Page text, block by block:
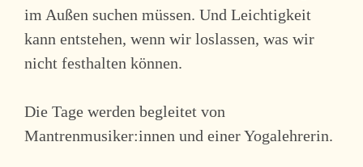
im Außen suchen müssen. Und Leichtigkeit
kann entstehen, wenn wir loslassen, was wir
nicht festhalten können.
Die Tage werden begleitet von
Mantrenmusiker:innen und einer Yogalehrerin.